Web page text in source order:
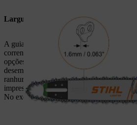
Largura da ranhura da guia
A guia e a corrente de serra têm de ser
corrente é conduzida com os elos de
opções de largura de ranhura
desempenho da máquina. Caso pretenda
ranhura da sua guia antiga, poderá
impresso na guia (representado ampliado
No exemplo, são indicados 1,6 mm.